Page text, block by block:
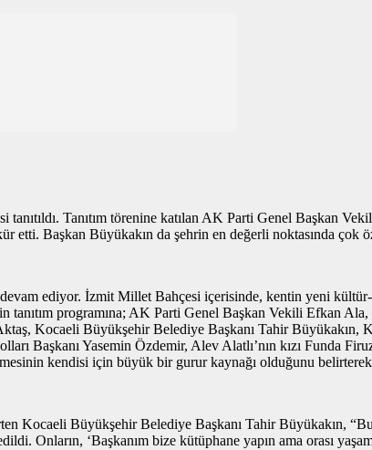
Tanıtım törenine katılan AK Parti Genel Başkan
Başkan Büyükakın da şehrin en değerli noktasında çok
ediyor. İzmit Millet Bahçesi içerisinde, kentin yeni
tanıtım programına; AK Parti Genel Başkan Vekili Efkan
Kocaeli Büyükşehir Belediye Başkanı Tahir
Başkanı Yasemin Özdemir, Alev Alatlı’nın kızı Funda
kendisi için büyük bir gurur kaynağı olduğunu
Kocaeli Büyükşehir Belediye Başkanı Tahir Büyükakın,
Onların, ‘Başkanım bize kütüphane yapın ama orası